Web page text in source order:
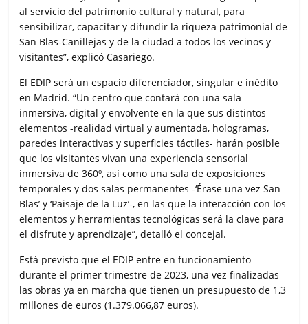
al servicio del patrimonio cultural y natural, para
sensibilizar, capacitar y difundir la riqueza patrimonial de
San Blas-Canillejas y de la ciudad a todos los vecinos y
visitantes”, explicó Casariego.
El EDIP será un espacio diferenciador, singular e inédito
en Madrid. “Un centro que contará con una sala
inmersiva, digital y envolvente en la que sus distintos
elementos -realidad virtual y aumentada, hologramas,
paredes interactivas y superficies táctiles- harán posible
que los visitantes vivan una experiencia sensorial
inmersiva de 360º, así como una sala de exposiciones
temporales y dos salas permanentes -‘Érase una vez San
Blas’ y ‘Paisaje de la Luz’-, en las que la interacción con los
elementos y herramientas tecnológicas será la clave para
el disfrute y aprendizaje”, detalló el concejal.
Está previsto que el EDIP entre en funcionamiento
durante el primer trimestre de 2023, una vez finalizadas
las obras ya en marcha que tienen un presupuesto de 1,3
millones de euros (1.379.066,87 euros).